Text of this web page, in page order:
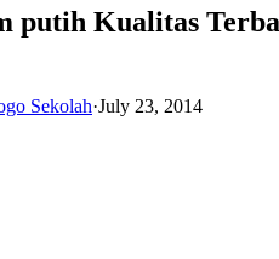
putih Kualitas
Sekolah·July 23, 2014